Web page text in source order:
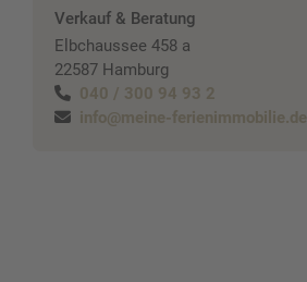
Verkauf & Beratung
Elbchaussee 458 a
22587 Hamburg
040 / 300 94 93 2
info@meine-ferienimmobilie.de